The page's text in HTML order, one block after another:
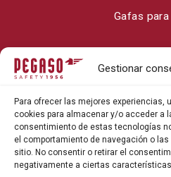
Gestionar
Para ofrecer las mejores
cookies para almacenar y/o acceder a
consentimiento de estas tecnologías
el comportamiento de navegación o
sitio. No consentir o retirar el
negativamente a ciertas
Gafas
Sobre
Blog